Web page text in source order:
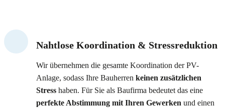
Nahtlose Koordination & Stressreduktion
Wir übernehmen die gesamte Koordination der PV-
Anlage, sodass Ihre Bauherren keinen zusätzlichen
Stress haben. Für Sie als Baufirma bedeutet das eine
perfekte Abstimmung mit Ihren Gewerken und einen